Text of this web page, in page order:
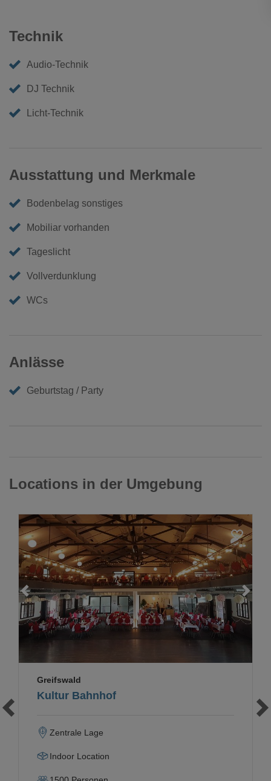
Technik
Audio-Technik
DJ Technik
Licht-Technik
Ausstattung und Merkmale
Bodenbelag sonstiges
Mobiliar vorhanden
Tageslicht
Vollverdunklung
WCs
Anlässe
Geburtstag / Party
Locations in der Umgebung
Loading...
Kultur Bahnhof
Greifswald
Zentrale Lage
Indoor Location